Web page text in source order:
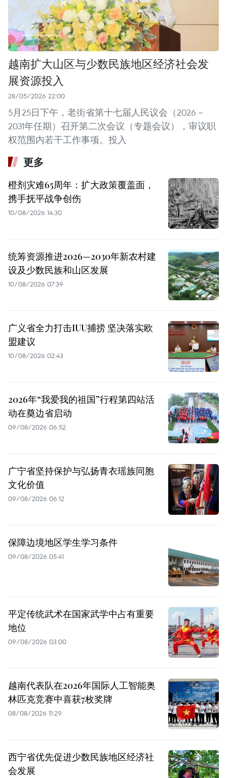
越南扩大山区与少数民族地区经济社会发
展资源投入
28/05/2026 22:00
5月25日下午，老街省第十七届人民议会（2026－
2031年任期）召开第二次会议（专题会议），审议职
权范围内若干工作事项。投入
更多
橙剂灾难65周年：扩大政策覆盖面，
携手抚平战争创伤
10/08/2026 14:30
统筹资源推进2026—2030年新农村建
设及少数民族和山区发展
10/08/2026 07:39
广义省全力打击IUU捕捞 坚决落实欧
盟建议
10/08/2026 02:43
2026年“我爱我的祖国”行程第四站活
动在奠边省启动
09/08/2026 06:52
广宁省坚持保护与弘扬青衣瑶族同胞
文化价值
09/08/2026 06:12
保障边境地区学生学习条件
09/08/2026 05:41
平定传统武术在国家武学中占有重要
地位
09/08/2026 03:00
越南代表队在2026年国际人工智能奥
林匹克竞赛中喜获7枚奖牌
08/08/2026 11:29
西宁省优先促进少数民族地区经济社
会发展